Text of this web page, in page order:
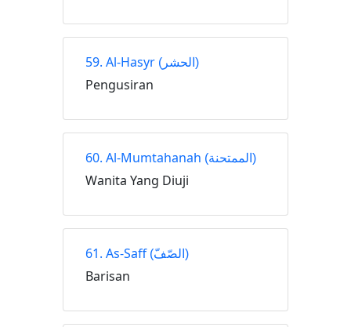
59. Al-Hasyr (الحشر)
Pengusiran
60. Al-Mumtahanah (الممتحنة)
Wanita Yang Diuji
61. As-Saff (الصّفّ)
Barisan